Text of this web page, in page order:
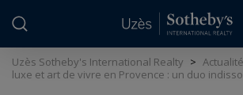
Uzès Sotheby's International Realty >
luxe et art de vivre en Provence : un duo